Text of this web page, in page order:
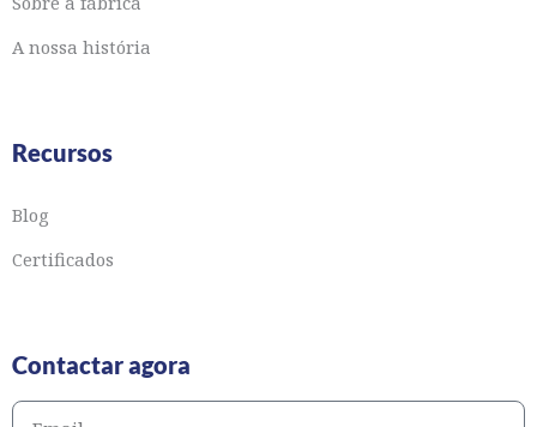
A nossa história
Recursos
Blog
Certificados
Contactar agora